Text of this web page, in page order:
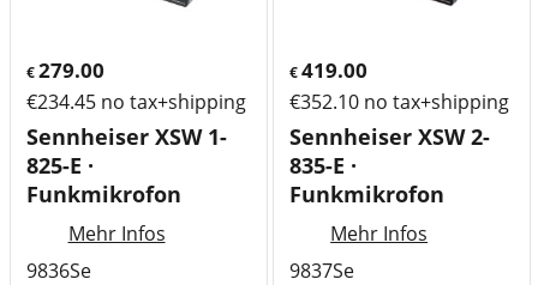
€279.00
€234.45 no tax+shipping
Sennheiser XSW 1-
825-E ·
Funkmikrofon
Mehr Infos
9836Se
€419.00
€352.10 no tax+shipping
Sennheiser XSW 2-
835-E ·
Funkmikrofon
Mehr Infos
9837Se